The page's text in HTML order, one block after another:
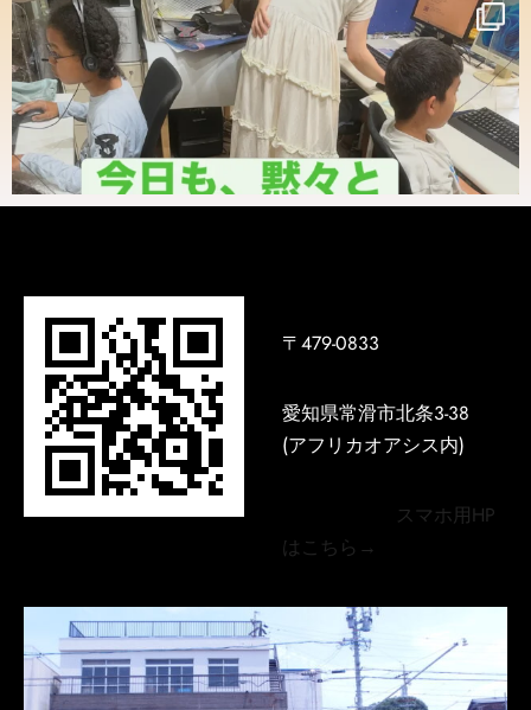
〒479-0833
愛知県常滑市北条3-38
(アフリカオアシス内)
スマホ用HP
はこちら→